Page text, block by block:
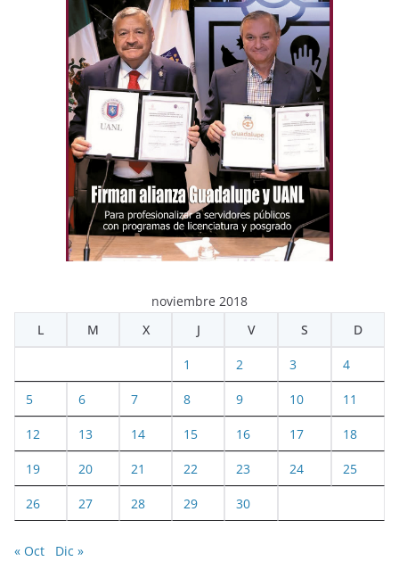
noviembre 2018
L
M X J V S D
1 2 3 4
5 6 7 8 9 10 11
12 13 14 15 16 17 18
19 20 21 22 23 24 25
26 27 28 29 30
« Oct Dic »